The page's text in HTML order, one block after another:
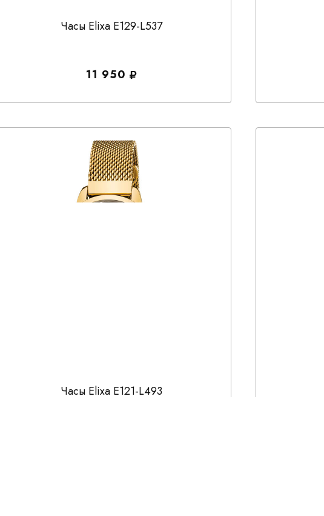
Часы Elixa E129-L537
11 950
Часы Elixa E121-L493